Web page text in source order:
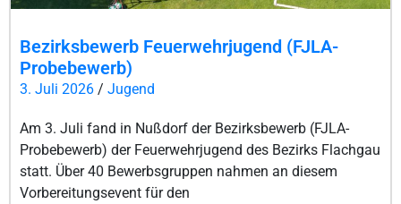
Bezirksbewerb Feuerwehrjugend (FJLA-
Probebewerb)
3. Juli 2026 / Jugend
Am 3. Juli fand in Nußdorf der Bezirksbewerb (FJLA-
Probebewerb) der Feuerwehrjugend des Bezirks Flachgau
statt. Über 40 Bewerbsgruppen nahmen an diesem
Vorbereitungsevent für den